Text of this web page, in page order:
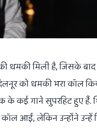
धमकी मिली है, जिसके
को धमकी भरा कॉल
के कई गाने सुपरहिट हुए
आईं, लेकिन उन्होंने उन्हें